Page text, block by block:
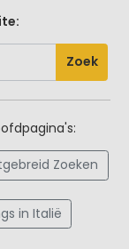
Zoek
Zoeken
in Italië